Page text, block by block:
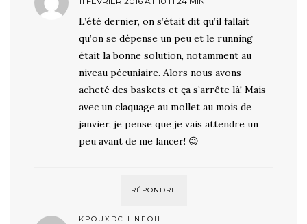
L’été dernier, on s’était dit qu’il fallait
qu’on se dépense un peu et le running
était la bonne solution, notamment au
niveau pécuniaire. Alors nous avons
acheté des baskets et ça s’arrête là! Mais
avec un claquage au mollet au mois de
janvier, je pense que je vais attendre un
peu avant de me lancer! 😉
RÉPONDRE
KPOUXDCHINEOH